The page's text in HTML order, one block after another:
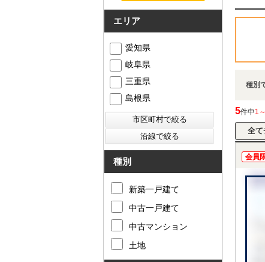
種別
5件中1
会員
エリア
愛知県
岐阜県
三重県
島根県
種別
新築一戸建て
中古一戸建て
中古マンション
土地